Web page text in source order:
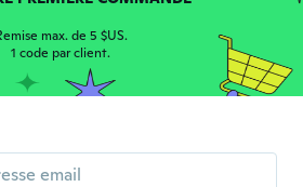
2017
Aber für den Preis.. Okay
max. de 5 $US.
1 code par client.